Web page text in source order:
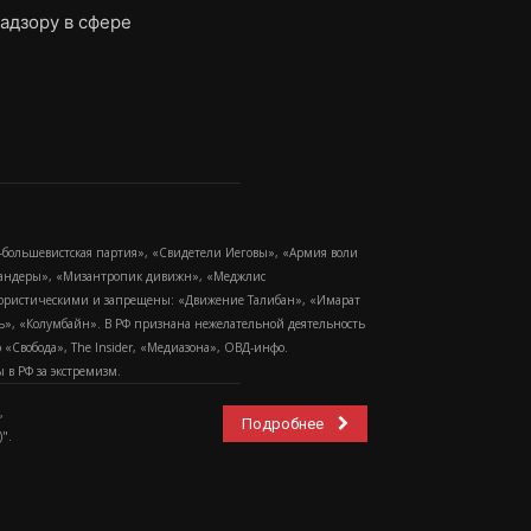
в сфере
партия», «Свидетели Иеговы», «Армия воли
«Мизантропик дивижн», «Меджлис
и запрещены: «Движение Талибан», «Имарат
«Колумбайн». В РФ признана нежелательной деятельность
The Insider, «Медиазона», ОВД-инфо.
РФ за экстремизм.
Подробнее